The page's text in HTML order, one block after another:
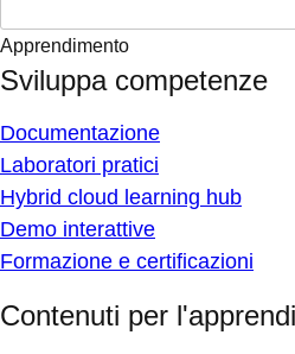
Apprendimento
Sviluppa competenze
Documentazione
Laboratori pratici
Hybrid cloud learning hub
Demo interattive
Formazione e certificazioni
Contenuti per